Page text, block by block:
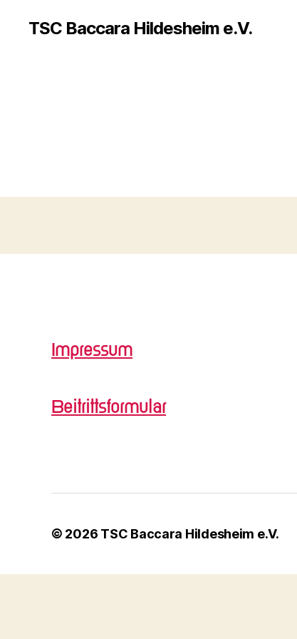
TSC Baccara Hildesheim e.V.
Impressum
Beitrittsformular
© 2026 TSC Baccara Hildesheim e.V.